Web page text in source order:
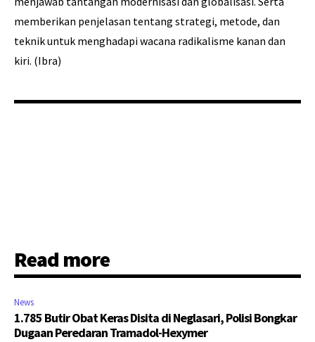
memberikan penjelasan tentang strategi, metode, dan
teknik untuk menghadapi wacana radikalisme kanan dan
kiri. (Ibra)
Read more
News
1.785 Butir Obat Keras Disita di Neglasari, Polisi Bongkar
Dugaan Peredaran Tramadol-Hexymer